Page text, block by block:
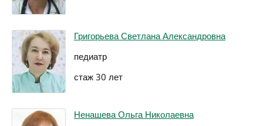
Григорьева Светлана Александровна
педиатр
стаж 30 лет
Ненашева Ольга Николаевна